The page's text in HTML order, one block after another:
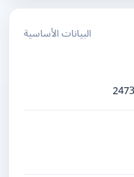
البيانات الأساسية